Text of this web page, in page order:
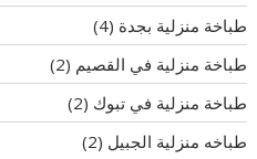
طباخة منزلية بجدة (4)
طباخة منزلية في القصيم (2)
طباخة منزلية في تبوك (2)
طباخه منزلية الجبيل (2)